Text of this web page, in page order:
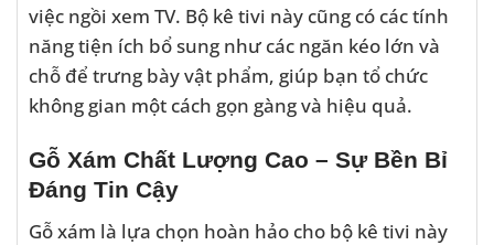
việc ngồi xem TV. Bộ kê tivi này cũng có các tính
năng tiện ích bổ sung như các ngăn kéo lớn và
chỗ để trưng bày vật phẩm, giúp bạn tổ chức
không gian một cách gọn gàng và hiệu quả.
Gỗ Xám Chất Lượng Cao – Sự Bền Bỉ
Đáng Tin Cậy
Gỗ xám là lựa chọn hoàn hảo cho bộ kê tivi này